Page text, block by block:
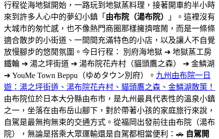
行程從海地獄開始，一路玩到地獄蒸料理，接著開車約半小時
來到許多人心中的夢幻小鎮「 由布院（湯布院）
」。這裡沒有
大城市的匆忙感，也不像熱門商圈那樣擁擠喧鬧，而是一條條
適合散步的小街道、一間間充滿特色的小店，以及讓人不自覺
放慢腳步的悠閒氛圍。今日行程： 別府海地獄 ➔ 地獄蒸工房
鐵輪 ➔ 湯之坪街道 ➔ 湯布院花卉村（貓頭鷹之森） ➔ 金鱗湖
➔ YouMe Town Beppu（ゆめタウン別府）。 九州由布院一日
遊：湯之坪街道、湯布院花卉村、貓頭鷹之森、金鱗湖散策！
由布院位於日本大分縣由布市，是九州最具代表性的溫泉小鎮
之一，坐落在由布岳山腳下，對於帶著小孩的家庭旅行來說，
自駕是最無拘無束的交通方式。從福岡出發前往由布院（湯布
院），無論是搭乘大眾運輸還是自駕都相當便利：🚗 自駕開